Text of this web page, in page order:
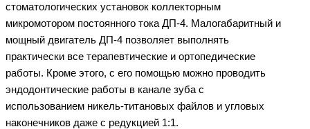
стоматологических установок коллекторным
микромотором постоянного тока ДП-4. Малогабаритный и
мощный двигатель ДП-4 позволяет выполнять
практически все терапевтические и ортопедические
работы. Кроме этого, с его помощью можно проводить
эндодонтические работы в канале зуба с
использованием никель-титановых файлов и угловых
наконечников даже с редукцией 1:1.